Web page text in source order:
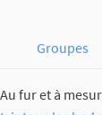
Groupes
fur et à